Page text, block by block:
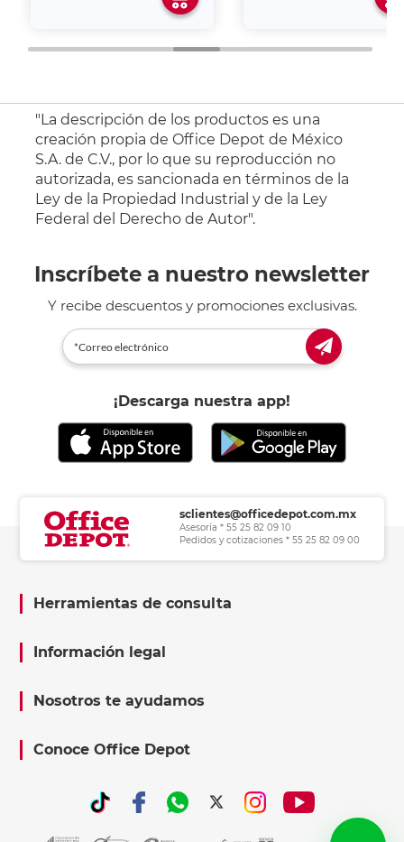
"La descripción de los productos es una
creación propia de Office Depot de México
S.A. de C.V., por lo que su reproducción no
autorizada, es sancionada en términos de la
Ley de la Propiedad Industrial y de la Ley
Federal del Derecho de Autor".
Inscríbete a nuestro newsletter
Y recibe descuentos y promociones exclusivas.
¡Descarga nuestra app!
sclientes@officedepot.com.mx
Asesoría * 55 25 82 09 10
Pedidos y cotizaciones * 55 25 82 09 00
Herramientas de consulta
Información legal
Nosotros te ayudamos
Conoce Office Depot